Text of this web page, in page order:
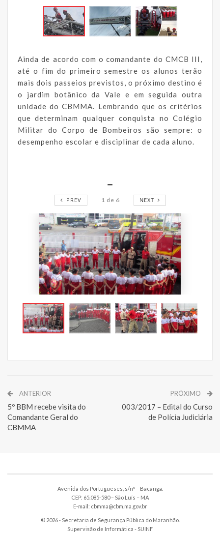
Ainda de acordo com o comandante do CMCB III,
até o fim do primeiro semestre os alunos terão
mais dois passeios previstos, o próximo destino é
o jardim botânico da Vale e em seguida outra
unidade do CBMMA. Lembrando que os critérios
que determinam qualquer conquista no Colégio
Militar do Corpo de Bombeiros são sempre: o
desempenho escolar e disciplinar de cada aluno.
PREV 1 de 6 NEXT
ANTERIOR
5º BBM recebe visita do
Comandante Geral do
CBMMA
PRÓXIMO
003/2017 – Edital do Curso
de Polícia Judiciária
Avenida dos Portugueses, s/nº – Bacanga.
CEP: 65.085-580 – São Luís – MA
E-mail: cbmma@cbm.ma.gov.br
© 2026 - Secretaria de Segurança Pública do Maranhão.
Supervisão de Informática - SUINF